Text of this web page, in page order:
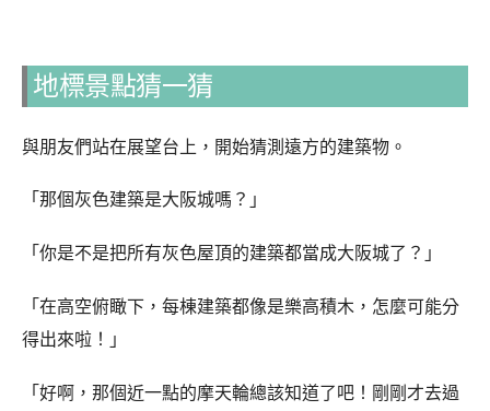
地標景點猜一猜
與朋友們站在展望台上，開始猜測遠方的建築物。
「那個灰色建築是大阪城嗎？」
「你是不是把所有灰色屋頂的建築都當成大阪城了？」
「在高空俯瞰下，每棟建築都像是樂高積木，怎麼可能分
得出來啦！」
「好啊，那個近一點的摩天輪總該知道了吧！剛剛才去過